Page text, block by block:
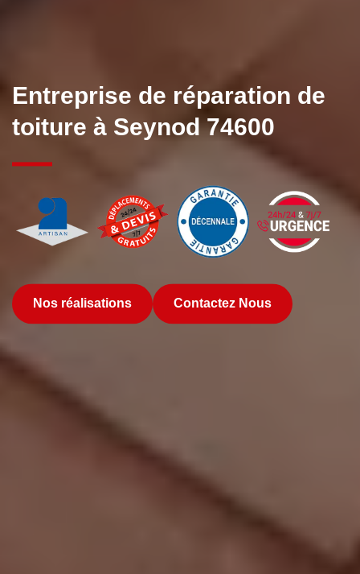
Entreprise de réparation de
toiture à Seynod 74600
Nos réalisations Contactez Nous